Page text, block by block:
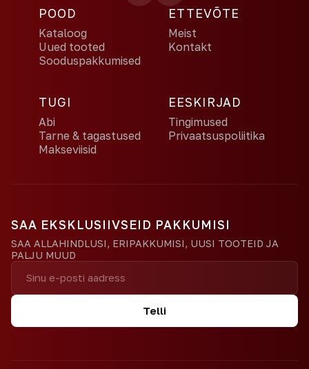
POOD
Kataloog
Uued tooted
Sooduspakkumised
ETTEVÕTE
Meist
Kontakt
TUGI
Abi
Tarne & tagastused
Makseviisid
EESKIRJAD
Tingimused
Privaatsuspoliitika
SAA EKSKLUSIIVSEID PAKKUMISI
SAA ALLAHINDLUSI, ERIPAKKUMISI, UUSI TOOTEID JA
PALJU MUUD
Telli